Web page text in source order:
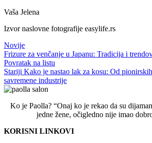
Vaša Jelena
Izvor naslovne fotografije easylife.rs
Novije
Frizure za venčanje u Japanu: Tradicija i
Povratak na listu
Stariji Kako je nastao lak za kosu: Od
savremene industrije
Ko je Paolla? “Onaj ko je rekao da su
jedne žene, očigledno nije imao
KORISNI LINKOVI